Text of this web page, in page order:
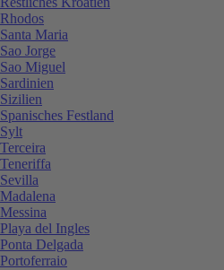
Rhodos
Santa Maria
Sao Jorge
Sao Miguel
Sardinien
Sizilien
Spanisches Festland
Sylt
Terceira
Teneriffa
Sevilla
Madalena
Messina
Playa del Ingles
Ponta Delgada
Portoferraio